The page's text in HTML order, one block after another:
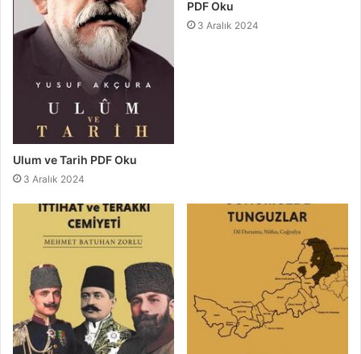
Ulum ve Tarih PDF Oku
3 Aralık 2024
PDF Oku
3 Aralık 2024